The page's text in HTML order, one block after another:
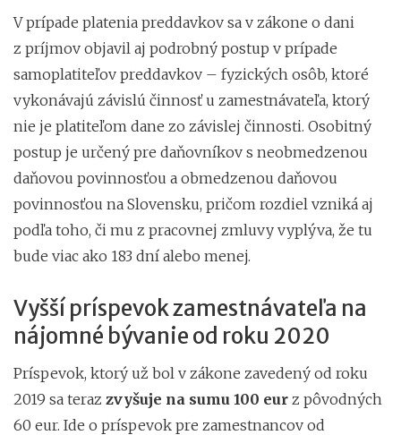
V prípade platenia preddavkov sa v zákone o dani
z príjmov objavil aj podrobný postup v prípade
samoplatiteľov preddavkov – fyzických osôb, ktoré
vykonávajú závislú činnosť u zamestnávateľa, ktorý
nie je platiteľom dane zo závislej činnosti. Osobitný
postup je určený pre daňovníkov s neobmedzenou
daňovou povinnosťou a obmedzenou daňovou
povinnosťou na Slovensku, pričom rozdiel vzniká aj
podľa toho, či mu z pracovnej zmluvy vyplýva, že tu
bude viac ako 183 dní alebo menej.
Vyšší príspevok zamestnávateľa na
nájomné bývanie od roku 2020
Príspevok, ktorý už bol v zákone zavedený od roku
2019 sa teraz zvyšuje na sumu 100 eur z pôvodných
60 eur. Ide o príspevok pre zamestnancov od